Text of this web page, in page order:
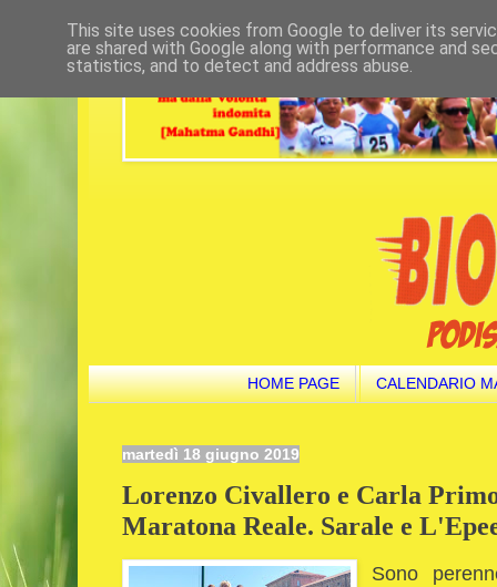
HOME PAGE CALENDARIO
martedì 18 giugno 2019
Lorenzo Civallero e Carla
Maratona Reale. Sarale e
Sono
This site uses cookies from Google to deliver its
are shared with Google along with performance and
statistics, and to detect and address abuse.